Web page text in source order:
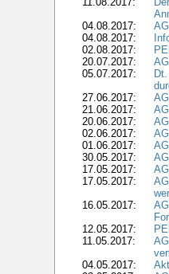
04.08.2017:
04.08.2017:
02.08.2017:
20.07.2017:
05.07.2017:
27.06.2017:
21.06.2017:
20.06.2017:
02.06.2017:
01.06.2017:
30.05.2017:
17.05.2017:
17.05.2017:
16.05.2017:
12.05.2017:
11.05.2017:
04.05.2017: